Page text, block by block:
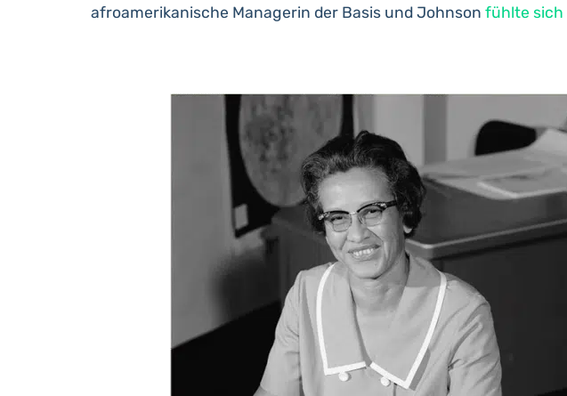
afroamerikanische Managerin der Basis und Johnson fühlte sich